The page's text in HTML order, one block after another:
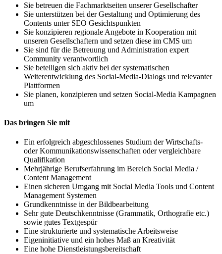
Sie betreuen die Fachmarktseiten unserer Gesellschafter
Sie unterstützen bei der Gestaltung und Optimierung des
Contents unter SEO Gesichtspunkten
Sie konzipieren regionale Angebote in Kooperation mit
unseren Gesellschaftern und setzen diese im CMS um
Sie sind für die Betreuung und Administration expert
Community verantwortlich
Sie beteiligen sich aktiv bei der systematischen
Weiterentwicklung des Social-Media-Dialogs und relevanter
Plattformen
Sie planen, konzipieren und setzen Social-Media Kampagnen
um
Das bringen Sie mit
Ein erfolgreich abgeschlossenes Studium der Wirtschafts-
oder Kommunikationswissenschaften oder vergleichbare
Qualifikation
Mehrjährige Berufserfahrung im Bereich Social Media /
Content Management
Einen sicheren Umgang mit Social Media Tools und Content
Management Systemen
Grundkenntnisse in der Bildbearbeitung
Sehr gute Deutschkenntnisse (Grammatik, Orthografie etc.)
sowie gutes Textgespür
Eine strukturierte und systematische Arbeitsweise
Eigeninitiative und ein hohes Maß an Kreativität
Eine hohe Dienstleistungsbereitschaft